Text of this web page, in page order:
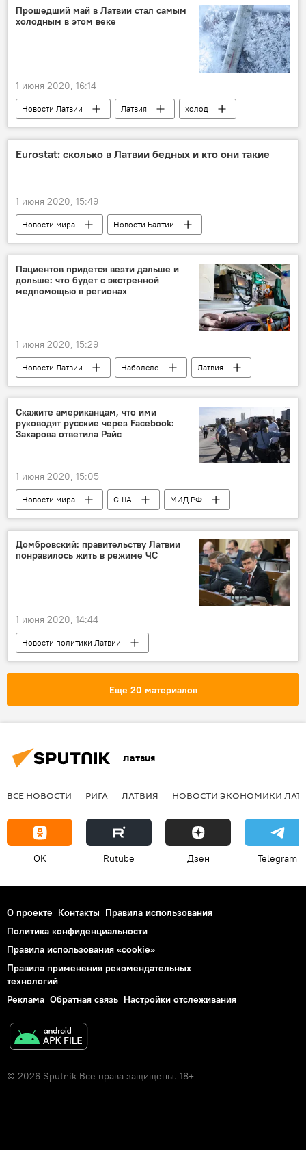
газопровод
транзит газа
поставки газа
Прошедший май в Латвии стал самым
холодным в этом веке
1 июня 2020, 16:14
Новости Латвии Латвия
холод
рекорд
Eurostat: сколько в Латвии бедных и кто они такие
1 июня 2020, 15:49
Новости мира
Новости Балтии
Новости Латвии
Eurostat
Латвия
Латвия в мировых рейтингах
Пациентов придется везти дальше и
дольше: что будет с экстренной
медпомощью в регионах
1 июня 2020, 15:29
Новости Латвии Наболело Латвия
Скажите американцам, что ими
руководят русские через Facebook:
Захарова ответила Райс
1 июня 2020, 15:05
Новости мира США
МИД РФ
Мария Захарова
Домбровский: правительству Латвии
понравилось жить в режиме ЧС
1 июня 2020, 14:44
Новости политики Латвии
Вячеслав Домбровский
Сейм
Еще 20 материалов
Латвия
ВСЕ НОВОСТИ РИГА ЛАТВИЯ НОВОСТИ ЭКОНОМИКИ
OK Rutube Дзен Telegram
О проекте Контакты Правила использования
Политика конфиденциальности
Правила использования «cookie»
Правила применения рекомендательных
технологий
Реклама Обратная связь Настройки отслеживания
© 2026 Sputnik Все права защищены. 18+